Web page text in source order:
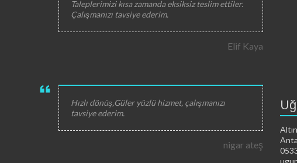
Taleplerimizi kısa zamanda eksiksiz teslim ettiler.
Çalışmanızı tavsiye ederim.
Elif Kaya
Hızlı dönüş,Güler yüzlü hizmet, çalışmanızı
tavsiye ederim.
nigar ateş